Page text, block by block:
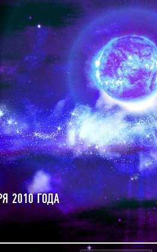
2010 ГОДА